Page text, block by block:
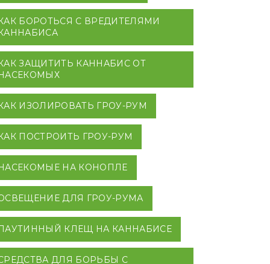
БОРОТЬСЯ С ВРЕДИТЕЛЯМИ
ЗАЩИТИТЬ КАННАБИС ОТ
ИЗОЛИРОВАТЬ ГРОУ-РУМ
ПОСТРОИТЬ ГРОУ-РУМ
НА КОНОПЛЕ
ДЛЯ ГРОУ-РУМА
КЛЕЩ НА КАННАБИСЕ
ДЛЯ БОРЬБЫ С